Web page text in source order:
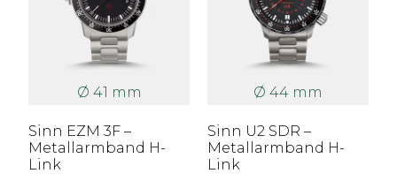
Ø 41 mm
Sinn EZM 3F –
Metallarmband H-
Link
Ø 44 mm
Sinn U2 SDR –
Metallarmband H-
Link